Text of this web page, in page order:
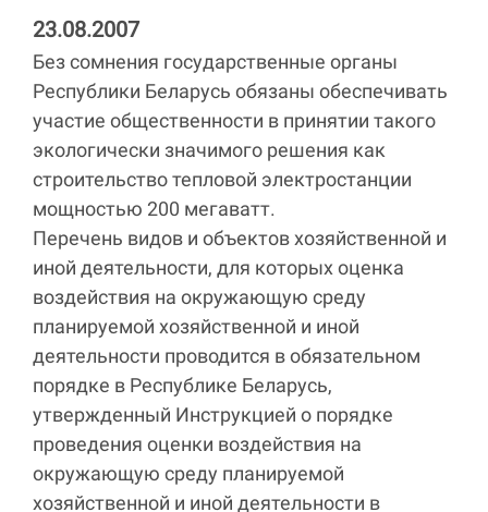
23.08.2007
Без сомнения государственные органы
Республики Беларусь обязаны обеспечивать
участие общественности в принятии такого
экологически значимого решения как
строительство тепловой электростанции
мощностью 200 мегаватт.
Перечень видов и объектов хозяйственной и
иной деятельности, для которых оценка
воздействия на окружающую среду
планируемой хозяйственной и иной
деятельности проводится в обязательном
порядке в Республике Беларусь,
утвержденный Инструкцией о порядке
проведения оценки воздействия на
окружающую среду планируемой
хозяйственной и иной деятельности в